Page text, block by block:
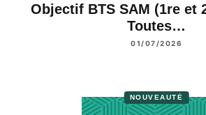
Objectif BTS SAM (1re et
Toutes…
01/07/2026
NOUVEAUTÉ